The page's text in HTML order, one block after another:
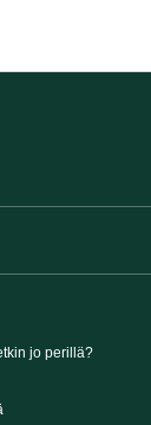
jo perillä?